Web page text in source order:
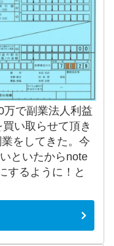
で副業法人利益
い取らせて頂き
をしてきた。今
といたからnote
するように！と